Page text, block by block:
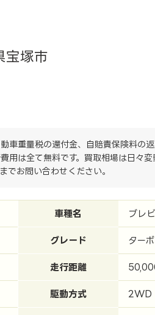
塚市
車重量税の還付金、自賠責保険料の
用は全て無料です。買取相場は日々
でお問い合わせください。
車種名 ブレ
グレード ター
走行距離
駆動方式 2WD